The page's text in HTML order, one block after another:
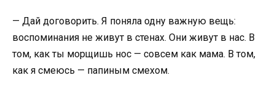
— Дай договорить. Я поняла одну важную вещь:
воспоминания не живут в стенах. Они живут в нас. В
том, как ты морщишь нос — совсем как мама. В том,
как я смеюсь — папиным смехом.